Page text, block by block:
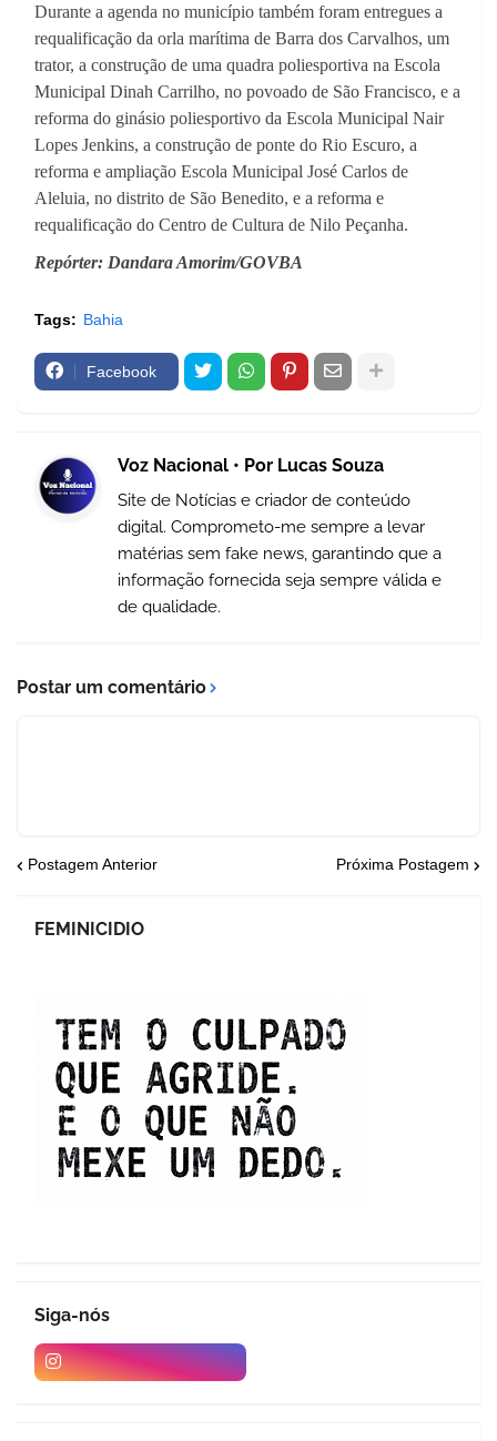
Durante a agenda no município também foram entregues a
requalificação da orla marítima de Barra dos Carvalhos, um
trator, a construção de uma quadra poliesportiva na Escola
Municipal Dinah Carrilho, no povoado de São Francisco, e a
reforma do ginásio poliesportivo da Escola Municipal Nair
Lopes Jenkins, a construção de ponte do Rio Escuro, a
reforma e ampliação Escola Municipal José Carlos de
Aleluia, no distrito de São Benedito, e a reforma e
requalificação do Centro de Cultura de Nilo Peçanha.
Repórter: Dandara Amorim/GOVBA
Tags: Bahia
Facebook
Voz Nacional • Por Lucas Souza
Site de Notícias e criador de conteúdo
digital. Comprometo-me sempre a levar
matérias sem fake news, garantindo que a
informação fornecida seja sempre válida e
de qualidade.
Postar um comentário
Postagem Anterior Próxima Postagem
FEMINICIDIO
Siga-nós